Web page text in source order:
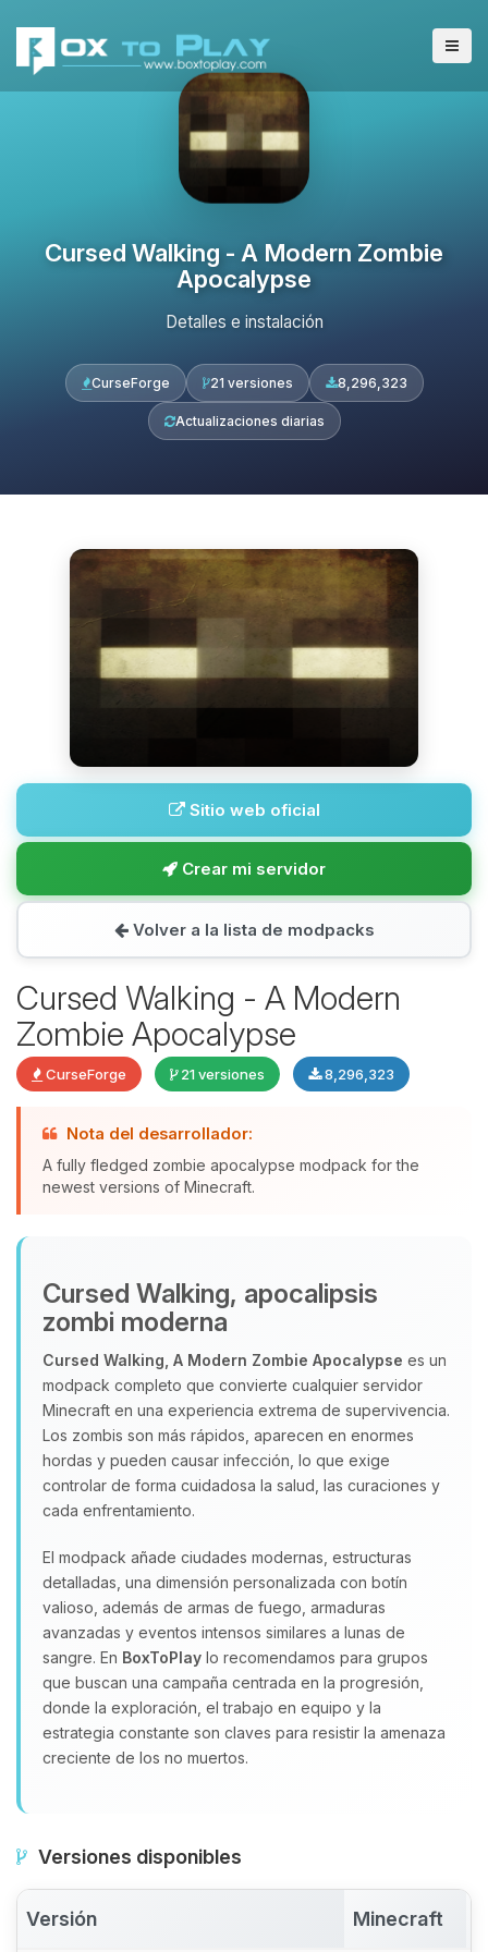
Cursed Walking - A Modern Zombie
Apocalypse
Detalles e instalación
CurseForge 21 versiones 8,296,323
Actualizaciones diarias
Sitio web oficial
Crear mi servidor
Volver a la lista de modpacks
Cursed Walking - A Modern
Zombie Apocalypse
CurseForge 21 versiones 8,296,323
Nota del desarrollador:
A fully fledged zombie apocalypse modpack for the
newest versions of Minecraft.
Cursed Walking, apocalipsis
zombi moderna
Cursed Walking, A Modern Zombie Apocalypse es un
modpack completo que convierte cualquier servidor
Minecraft en una experiencia extrema de supervivencia.
Los zombis son más rápidos, aparecen en enormes
hordas y pueden causar infección, lo que exige
controlar de forma cuidadosa la salud, las curaciones y
cada enfrentamiento.
El modpack añade ciudades modernas, estructuras
detalladas, una dimensión personalizada con botín
valioso, además de armas de fuego, armaduras
avanzadas y eventos intensos similares a lunas de
sangre. En BoxToPlay lo recomendamos para grupos
que buscan una campaña centrada en la progresión,
donde la exploración, el trabajo en equipo y la
estrategia constante son claves para resistir la amenaza
creciente de los no muertos.
Versiones disponibles
Versión Minecraft
hablar! Soy Choupy, tu pequeno
asistente de BoxToPlay. Cuentame
que necesitas y moveré mis
pequenos circuitos para ayudarte.
08/08/2026 12:30